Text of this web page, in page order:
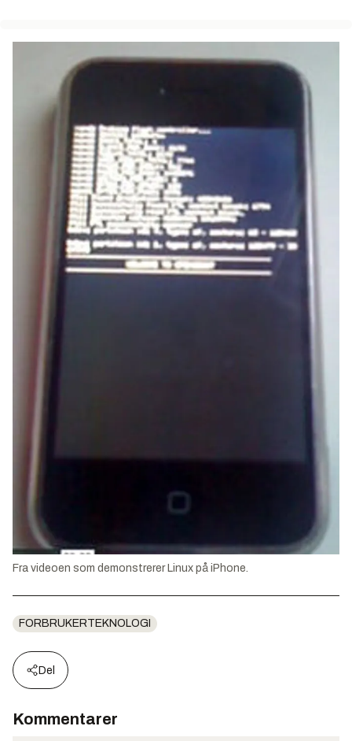
Fra videoen som demonstrerer Linux på iPhone.
FORBRUKERTEKNOLOGI
Del
Kommentarer